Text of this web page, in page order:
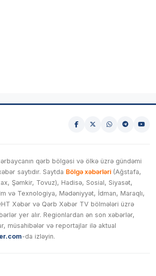
qərb bölgəsi və ölkə üzrə gündəmi
saytıdır. Saytda Bölgə xəbərləri (Ağstafa,
Şəmkir, Tovuz), Hadisə, Sosial, Siyasət,
və Texnologiya, Mədəniyyət, İdman, Maraqlı,
Xəbər və Qərb Xəbər TV bölmələri üzrə
yer alır. Regionlardan ən son xəbərlər,
müsahibələr və reportajlar ilə aktual
-da izləyin.